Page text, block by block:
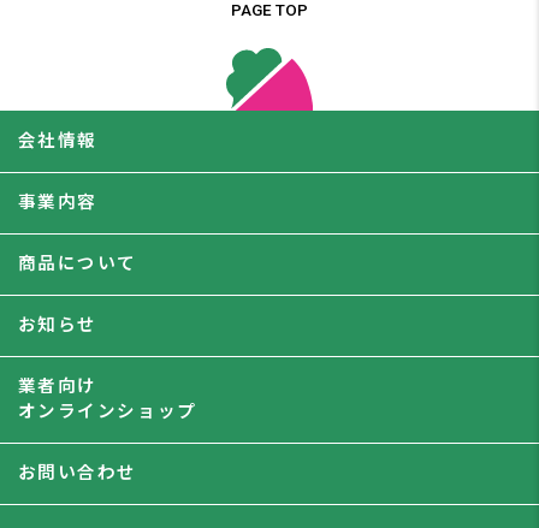
PAGE TOP
会社情報
事業内容
商品について
お知らせ
業者向け
オンラインショップ
お問い合わせ